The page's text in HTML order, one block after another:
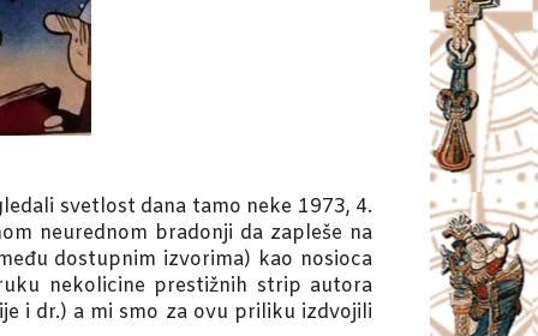
svetlost dana tamo neke 1973, 4.
neurednom bradonji da zapleše na
dostupnim izvorima) kao nosioca
nekolicine prestižnih strip autora
i dr.) a mi smo za ovu priliku izdvojili